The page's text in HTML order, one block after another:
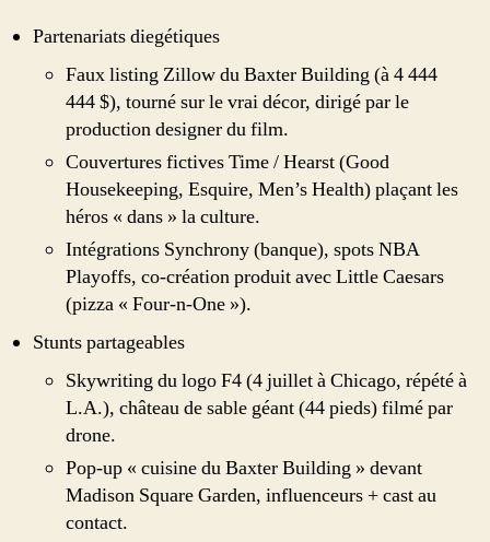
Partenariats diegétiques
Faux listing Zillow du Baxter Building (à 4 444
444 $), tourné sur le vrai décor, dirigé par le
production designer du film.
Couvertures fictives Time / Hearst (Good
Housekeeping, Esquire, Men’s Health) plaçant les
héros « dans » la culture.
Intégrations Synchrony (banque), spots NBA
Playoffs, co-création produit avec Little Caesars
(pizza « Four-n-One »).
Stunts partageables
Skywriting du logo F4 (4 juillet à Chicago, répété à
L.A.), château de sable géant (44 pieds) filmé par
drone.
Pop-up « cuisine du Baxter Building » devant
Madison Square Garden, influenceurs + cast au
contact.